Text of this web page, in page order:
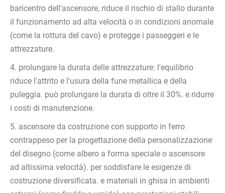
baricentro dell'ascensore, riduce il rischio di stallo durante
il funzionamento ad alta velocità o in condizioni anomale
(come la rottura del cavo) e protegge i passeggeri e le
attrezzature.
4. prolungare la durata delle attrezzature: l'equilibrio
riduce l'attrito e l'usura della fune metallica e della
puleggia. può prolungare la durata di oltre il 30%. e ridurre
i costi di manutenzione.
5. ascensore da costruzione con supporto in ferro
contrappeso per la progettazione della personalizzazione
del disegno (come albero a forma speciale o ascensore
ad altissima velocità). per soddisfare le esigenze di
costruzione diversificata. e materiali in ghisa in ambienti